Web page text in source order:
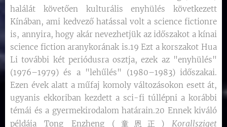
halálát követően kulturális enyhülés következett
Kínában, ami kedvező hatással volt a science fictionre
is, annyira, hogy akár nevezhetjük az időszakot a kínai
science fiction aranykorának is.19 Ezt a korszakot Hua
Li további két periódusra osztja, ezek az "enyhülés"
(1976–1979) és a "lehűlés" (1980–1983) időszakai.
Ezen évek alatt a műfaj komoly változásokon esett át,
ugyanis ekkoriban kezdett a sci-fi túllépni a korábbi
témái és a gyermekirodalom határain.20 Ennek kiváló
példája Tong Enzheng (童恩正) Korallsziget